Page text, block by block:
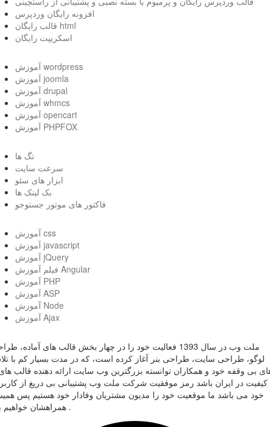
افزونه رایگان وردپرس
قالب رایگان html
اسکریپت رایگان
آموزش wordpress
آموزش joomla
آموزش drupal
آموزش whmcs
آموزش opencart
آموزش PHPFOX
تگ ها
سرعت سایت
ابزار های سئو
بک لینک ها
فاکتور های موتور جستوجو
آموزش css
آموزش javascript
آموزش jQuery
فیلم آموزش Angular
آموزش PHP
آموزش ASP
آموزش Node
آموزش Ajax
ملت وب در سال 1393 فعالیت خود را در چهار بخش قالب های آماده،
لوگو، طراحی سایت، طراحی بنر آغاز کرده است، که در مدت بسیار کم با
بی وقفه خود و همکاران توانسته بزرگترین وب سایت ارائه دهنده قالب
کیفیت در ایران باشد رمز موفقیت شرکت ملت وب پشتیبانی بی دریغ از
خود می باشد ما موقعیت خود را مدیون مشتریان وفادار خود هستیم پس
همراهشان خواهیم بود .